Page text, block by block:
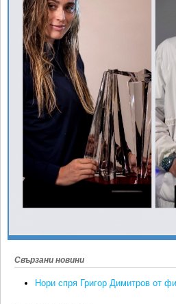
SOFIA OPEN
КЛУБОВЕ
БЛОГ
ВИДЕО
ЖЪЛТО
РАКЕТНИ
Ретро
Спорт&Фитнес
Други
Любители
Свързани новини
Нори спря Григор Димитров от